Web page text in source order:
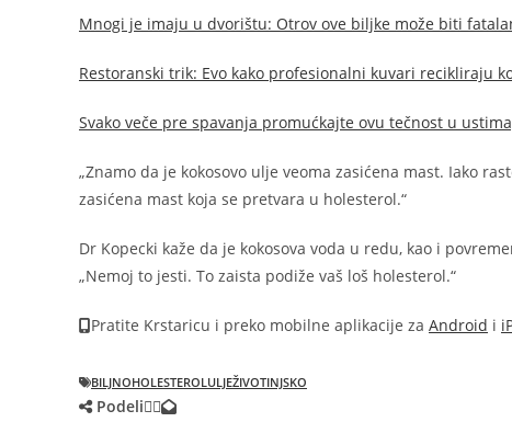
Mnogi je imaju u dvorištu: Otrov ove biljke može biti
Restoranski trik: Evo kako profesionalni kuvari recikliraju
Svako veče pre spavanja promućkajte ovu tečnost u
„Znamo da je kokosovo ulje veoma zasićena mast. Iako
zasićena mast koja se pretvara u holesterol.“
Dr Kopecki kaže da je kokosova voda u redu, kao i
„Nemoj to jesti. To zaista podiže vaš loš holesterol.“
Pratite Krstaricu i preko mobilne aplikacije za Android i
BILJNOHOLESTEROL ULJEŽIVOTINJSKO
Podeli